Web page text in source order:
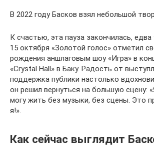
В 2022 году Басков взял небольшой
К счастью, эта пауза закончилась, едва
15 октября «Золотой голос» отметил
рождения аншлаговым шоу «Игра» в
«Crystal Hall» в Баку. Радость от
поддержка публики настолько
он решил вернуться на большую сцену:
могу жить без музыки, без сцены. Это
я!».
Как сейчас выглядит